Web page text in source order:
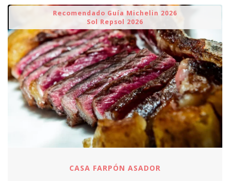
Recomendado Guía Michelin 2026
Sol Repsol 2026
CASA FARPÓN ASADOR